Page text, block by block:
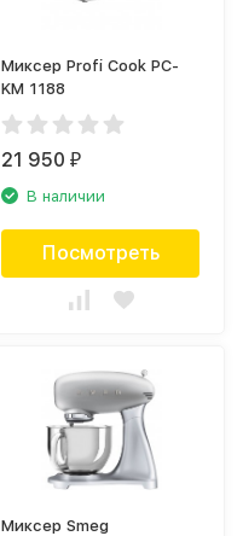
Миксер Profi Cook PC-
KM 1188
21 950₽
В наличии
Посмотреть
Миксер Smeg